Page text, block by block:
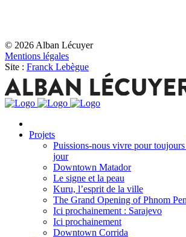
© 2026 Alban Lécuyer
Mentions légales
Site : Franck Lebègue
Projets
Puissions-nous vivre pour
jour
Downtown Matador
Le signe et la peau
Kuru, l’esprit de la ville
The Grand Opening of Phnom
Ici prochainement : Sarajevo
Ici prochainement
Downtown Corrida